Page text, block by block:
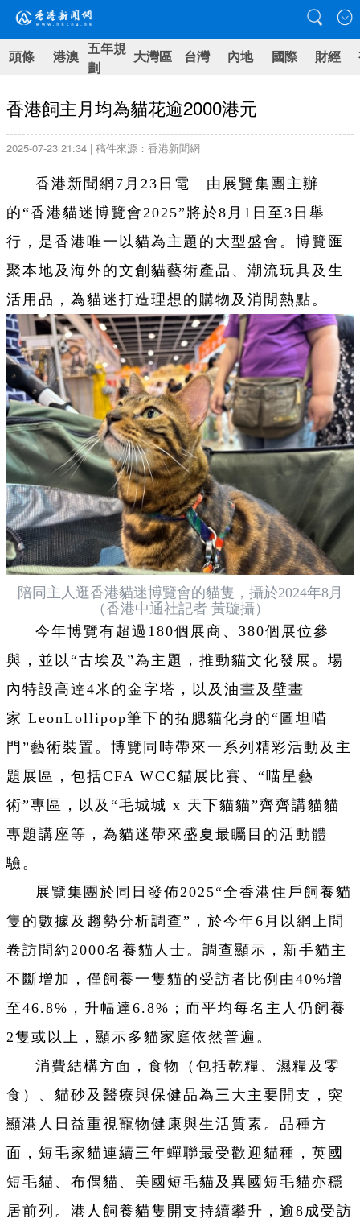
頭條 港澳 五年規
劃
大灣區 台灣 內地 國際 財經
香港飼主月均為貓花逾2000港元
2025-07-23 21:34 | 稿件來源：香港新聞網
香港新聞網7月23日電 由展覽集團主辦
的“香港貓迷博覽會2025”將於8月1日至3日舉
行，是香港唯一以貓為主題的大型盛會。博覽匯
聚本地及海外的文創貓藝術產品、潮流玩具及生
活用品，為貓迷打造理想的購物及消閒熱點。
陪同主人逛香港貓迷博覽會的貓隻，攝於2024年8月
（香港中通社記者 黃璇攝）
今年博覽有超過180個展商、380個展位參
與，並以“古埃及”為主題，推動貓文化發展。場
內特設高達4米的金字塔，以及油畫及壁畫
家 LeonLollipop筆下的拓腮貓化身的“圖坦喵
門”藝術裝置。博覽同時帶來一系列精彩活動及主
題展區，包括CFA WCC貓展比賽、“喵星藝
術”專區，以及“毛城城 x 天下貓貓”齊齊講貓貓
專題講座等，為貓迷帶來盛夏最矚目的活動體
驗。
展覽集團於同日發佈2025“全香港住戶飼養貓
隻的數據及趨勢分析調查”，於今年6月以網上問
卷訪問約2000名養貓人士。調查顯示，新手貓主
不斷增加，僅飼養一隻貓的受訪者比例由40%增
至46.8%，升幅達6.8%；而平均每名主人仍飼養
2隻或以上，顯示多貓家庭依然普遍。
消費結構方面，食物（包括乾糧、濕糧及零
食）、貓砂及醫療與保健品為三大主要開支，突
顯港人日益重視寵物健康與生活質素。品種方
面，短毛家貓連續三年蟬聯最受歡迎貓種，英國
短毛貓、布偶貓、美國短毛貓及異國短毛貓亦穩
居前列。港人飼養貓隻開支持續攀升，逾8成受訪